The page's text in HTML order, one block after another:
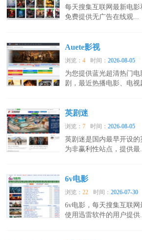
每天搜集互联网最新电
免费提供无广告在线观...
Auete影视
浏览：4 时间：2026-08-05
为您提供蓝光超清热门
剧，最近热播电影、电视
英剧迷
浏览：7 时间：2026-08-05
英剧迷是国内最早开设的
为非赢利性站点，提供最...
6v电影
浏览：22 时间：2026-07-30
6v电影，每天搜集互联
使用迅雷软件的用户提供